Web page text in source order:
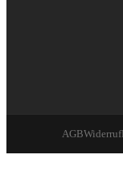
AGBWiderruf